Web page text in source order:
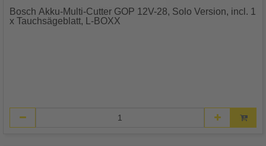
Bosch Akku-Multi-Cutter GOP 12V-28, Solo Version, incl. 1
x Tauchsägeblatt, L-BOXX